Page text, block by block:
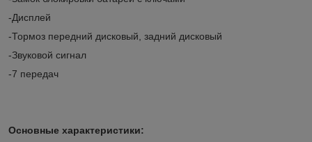
-Дисплей
-Тормоз передний дисковый, задний дисковый
-Звуковой сигнал
-7 передач
Основные характеристики: